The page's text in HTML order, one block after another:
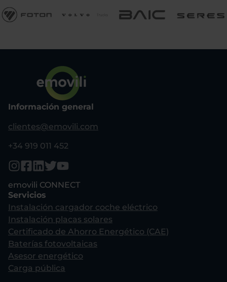
Información general
clientes@emovili.com
+34 919 011 452
emovili CONNECT
Servicios
Instalación cargador coche eléctrico
Instalación placas solares
Certificado de Ahorro Energético (CAE)
Baterías fotovoltaicas
Asesor energético
Carga pública